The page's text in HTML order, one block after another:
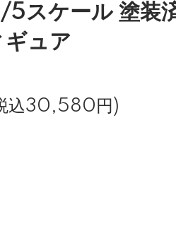
5スケール 塗装
ギュア
込30,580円)